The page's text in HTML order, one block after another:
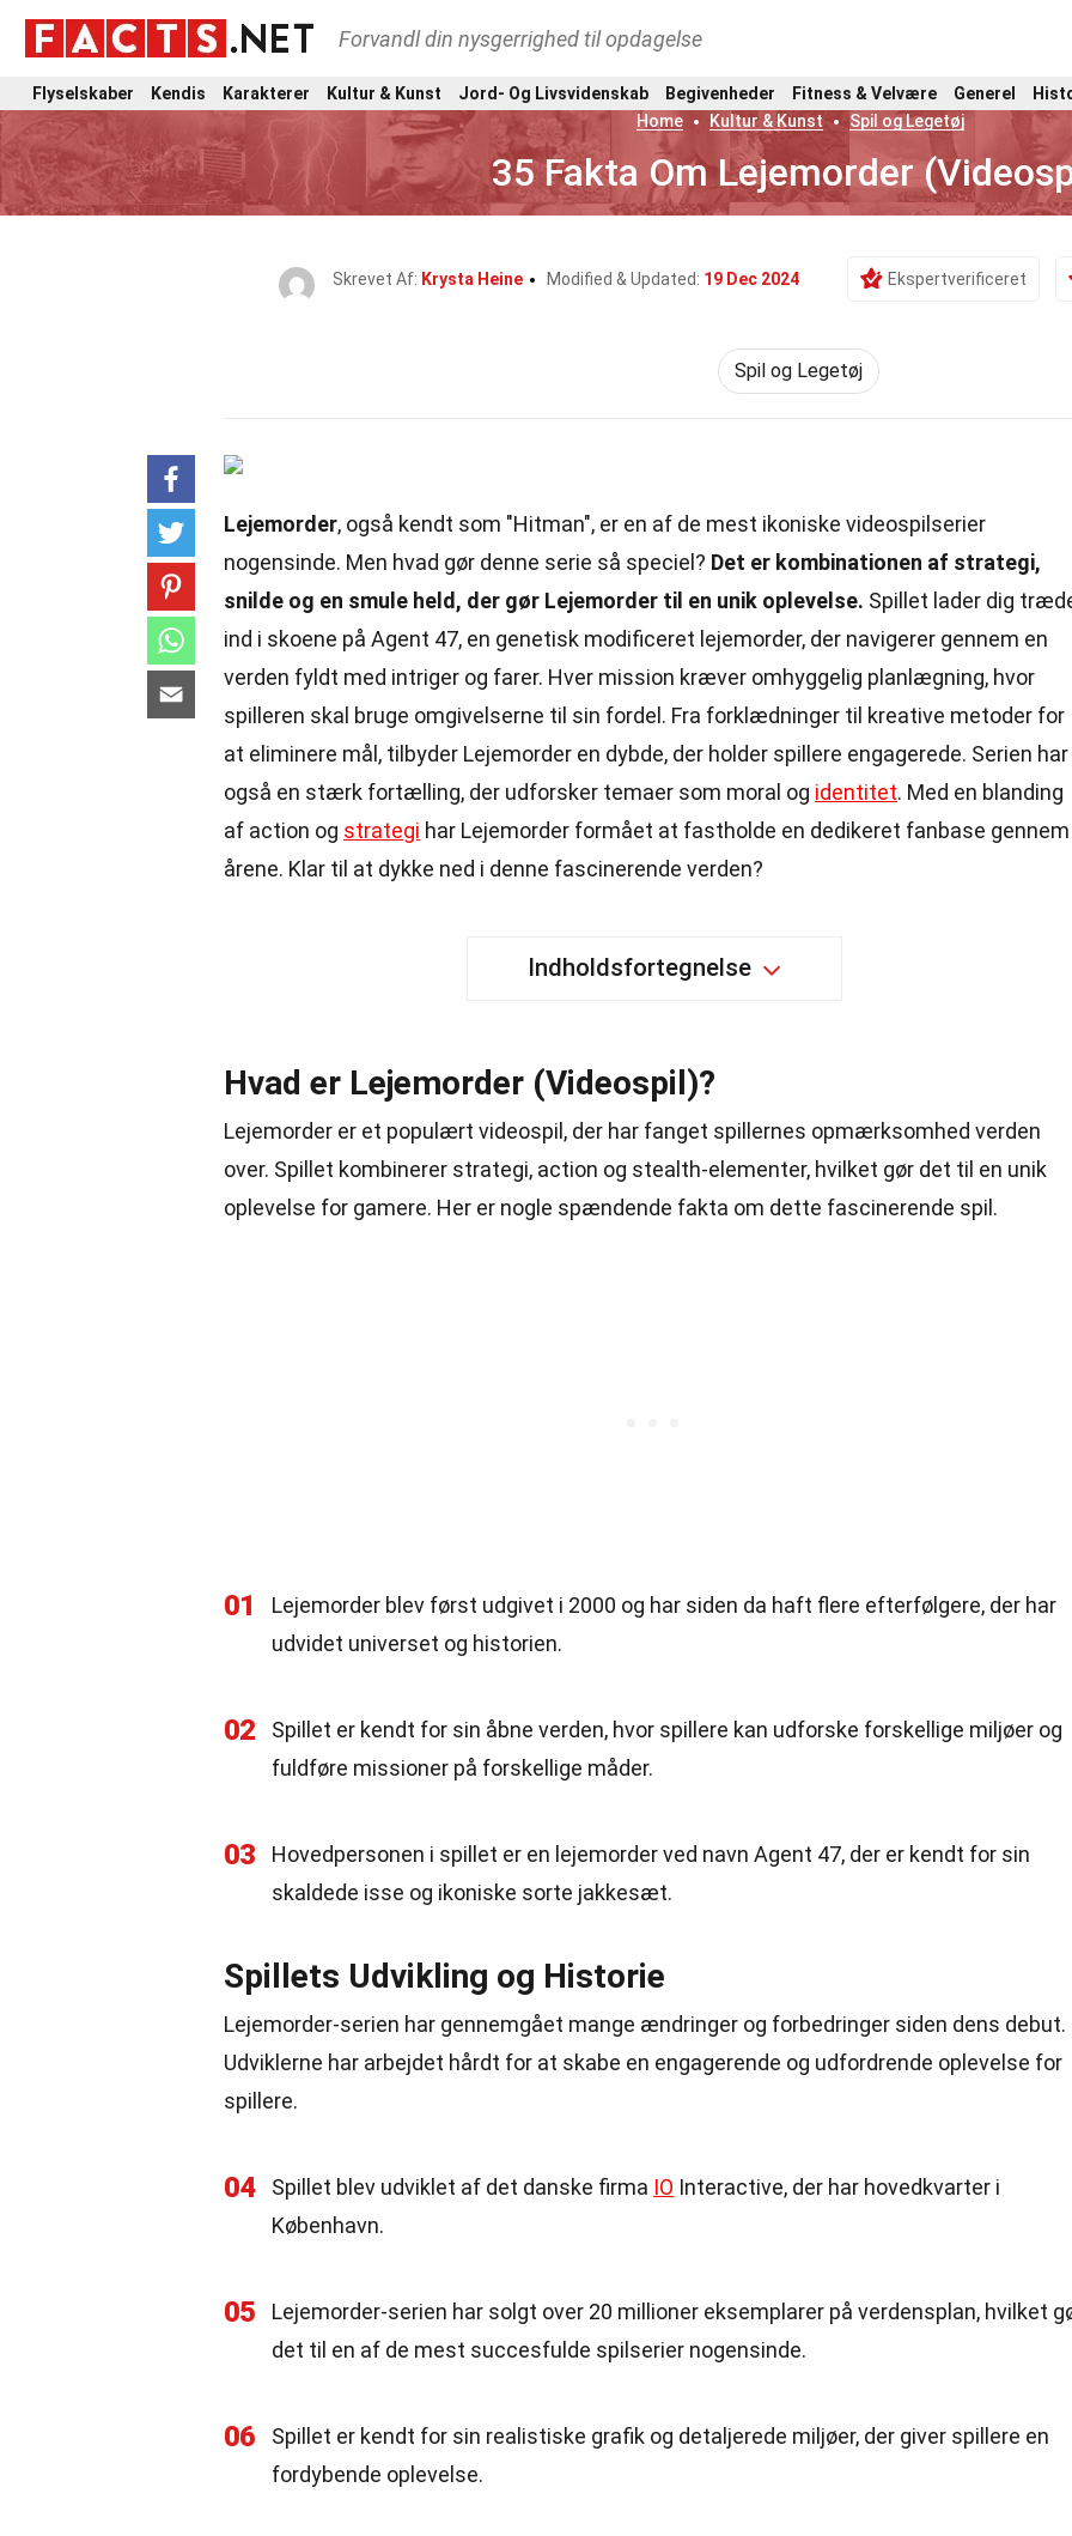
Forvandl din nysgerrighed til opdagelse
Flyselskaber Kendis Karakterer Kultur & Kunst Jord- Og Livsvidenskab Begivenheder Fitness & Velvære Generel
Home
Kultur & Kunst Spil og Legetøj
35 Fakta Om Lejemorder
Skrevet Af: Krysta Heine Modified & Updated: 19 Dec 2024 Ekspertverificeret
Spil og Legetøj
Lejemorder, også kendt som "Hitman", er en af de mest ikoniske videospilserier
nogensinde. Men hvad gør denne serie så speciel? Det er kombinationen af strategi,
snilde og en smule held, der gør Lejemorder til en unik oplevelse. Spillet lader dig
ind i skoene på Agent 47, en genetisk modificeret lejemorder, der navigerer gennem en
verden fyldt med intriger og farer. Hver mission kræver omhyggelig planlægning, hvor
spilleren skal bruge omgivelserne til sin fordel. Fra forklædninger til kreative metoder for
at eliminere mål, tilbyder Lejemorder en dybde, der holder spillere engagerede. Serien har
også en stærk fortælling, der udforsker temaer som moral og identitet. Med en blanding
af action og strategi har Lejemorder formået at fastholde en dedikeret fanbase gennem
årene. Klar til at dykke ned i denne fascinerende verden?
Indholdsfortegnelse
Hvad er Lejemorder (Videospil)?
Lejemorder er et populært videospil, der har fanget spillernes opmærksomhed verden
over. Spillet kombinerer strategi, action og stealth-elementer, hvilket gør det til en unik
oplevelse for gamere. Her er nogle spændende fakta om dette fascinerende spil.
01
Lejemorder blev først udgivet i 2000 og har siden da haft flere efterfølgere, der har
udvidet universet og historien.
02
Spillet er kendt for sin åbne verden, hvor spillere kan udforske forskellige miljøer og
fuldføre missioner på forskellige måder.
03
Hovedpersonen i spillet er en lejemorder ved navn Agent 47, der er kendt for sin
skaldede isse og ikoniske sorte jakkesæt.
Spillets Udvikling og Historie
Lejemorder-serien har gennemgået mange ændringer og forbedringer siden dens debut.
Udviklerne har arbejdet hårdt for at skabe en engagerende og udfordrende oplevelse for
spillere.
04 Spillet blev udviklet af det danske firma IO Interactive, der har hovedkvarter i
København.
05
Lejemorder-serien har solgt over 20 millioner eksemplarer på verdensplan, hvilket
det til en af de mest succesfulde spilserier nogensinde.
06
Spillet er kendt for sin realistiske grafik og detaljerede miljøer, der giver spillere en
fordybende oplevelse.